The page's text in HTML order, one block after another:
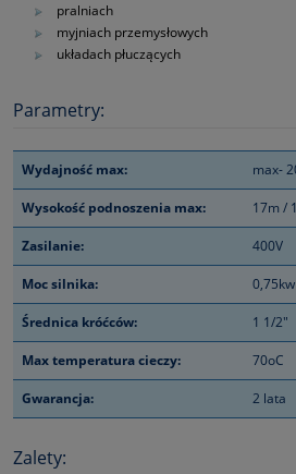
pralniach
myjniach przemysłowych
układach płuczących
Parametry:
Wydajność max: max-
Wysokość podnoszenia max: 17m /
Zasilanie: 400V
Moc silnika: 0,75kw
Średnica króćców: 1 1/2"
Max temperatura cieczy: 70oC
Gwarancja: 2 lata
Zalety: